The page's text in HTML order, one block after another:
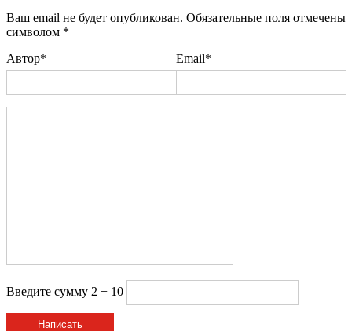
Ваш email не будет опубликован. Обязательные поля отмечены
символом *
Автор*
Email*
Введите сумму 2 + 10
Написать